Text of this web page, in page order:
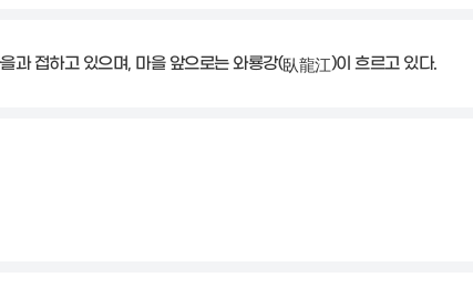
과 접하고 있으며, 마을 앞으로는 와룡강(臥龍江 )이 흐르고 있다.